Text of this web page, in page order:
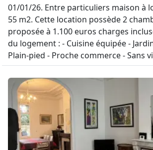
01/01/26. Entre particuliers maison à
55 m2. Cette location possède 2
proposée à 1.100 euros charges
du logement : - Cuisine équipée -
Plain-pied - Proche commerce - Sans